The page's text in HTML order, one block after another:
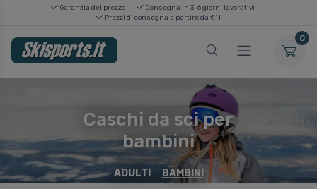
Garanzia del prezzo
Consegna in 3-6 giorni lavorativi
Prezzi di consegna a partire da €11
0
Caschi da sci per
bambini
ADULTI BAMBINI